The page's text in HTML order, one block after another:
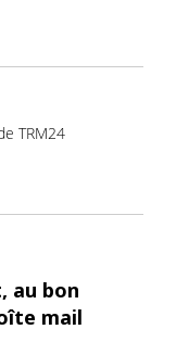
TRM24
au bon
mail